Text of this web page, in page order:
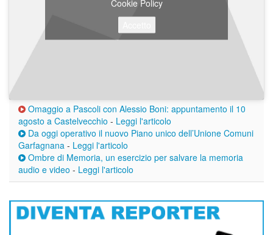
Cookie Policy
Omaggio a Pascoli con Alessio Boni: appuntamento il 10
agosto a Castelvecchio - Leggi l'articolo
Da oggi operativo il nuovo Piano unico dell’Unione Comuni
Garfagnana - Leggi l'articolo
Ombre di Memoria, un esercizio per salvare la memoria
audio e video - Leggi l'articolo